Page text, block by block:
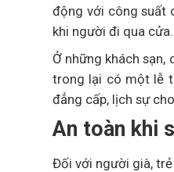
động với công suất
khi người đi qua cửa.
Ở những khách
trong lại có một lễ
đẳng cấp, lịch sự
An toàn khi
Đối với người già,